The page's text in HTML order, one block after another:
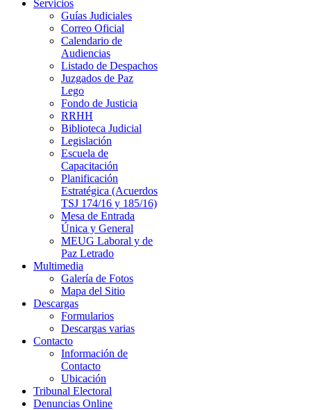
Servicios
Guías Judiciales
Correo Oficial
Calendario de
Audiencias
Listado de Despachos
Juzgados de Paz
Lego
Fondo de Justicia
RRHH
Biblioteca Judicial
Legislación
Escuela de
Capacitación
Planificación
Estratégica (Acuerdos
TSJ 174/16 y 185/16)
Mesa de Entrada
Única y General
MEUG Laboral y de
Paz Letrado
Multimedia
Galería de Fotos
Mapa del Sitio
Descargas
Formularios
Descargas varias
Contacto
Información de
Contacto
Ubicación
Tribunal Electoral
Denuncias Online